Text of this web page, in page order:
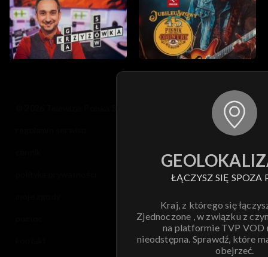
ŁĄCZYSZ SIĘ SPOZA
Kraj, z którego się
Zjednoczone , w związku z
na platformie TVP VOD
nieodstępna. Sprawdź, które
obejrzeć.